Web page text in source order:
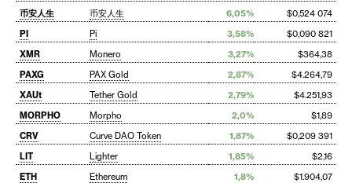
币安人生 币安人生 6,05%
$0,524 074
PI
Pi 3,58%
$0,090 821
XMR
Monero 3,27%
$364,38
PAXG
PAX Gold 2,87%
$4.264,79
XAUt
Tether Gold 2,79%
$4.251,93
MORPHO
Morpho 2,0%
$1,89
CRV
Curve DAO Token 1,87%
$0,209 391
LIT
Lighter 1,85%
$2,16
ETH
Ethereum 1,8%
$1.904,07